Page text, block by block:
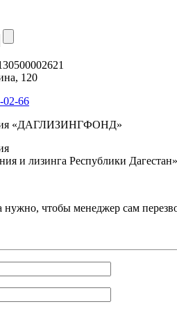
120
02-66
«ДАГЛИЗИНГФОНД»
и лизинга Республики Дагестан»
нужно, чтобы менеджер сам